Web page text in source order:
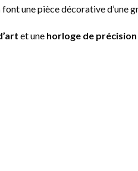
une pièce décorative d’une
et une horloge de précision